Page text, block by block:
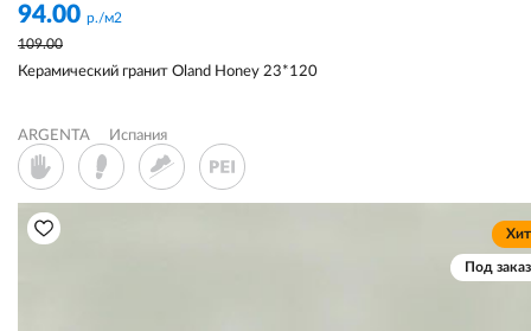
94.00 р./м2
109.00
Керамический гранит Oland Honey 23*120
ARGENTA Испания
Хит
Под заказ